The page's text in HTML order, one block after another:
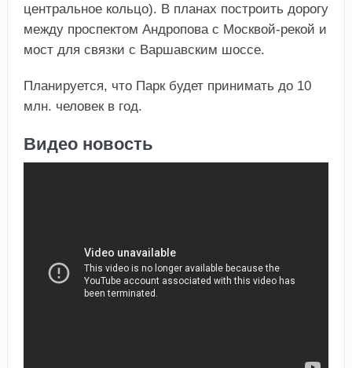
центральное кольцо). В планах построить дорогу
между проспектом Андропова с Москвой-рекой и
мост для связки с Варшавским шоссе.
Планируется, что Парк будет принимать до 10
млн. человек в год.
Видео новость